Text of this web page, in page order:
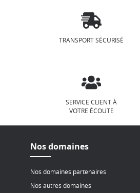
TRANSPORT SÉCURISÉ
SERVICE CLIENT À
VOTRE ÉCOUTE
Nos domaines
Nos domaines partenaires
Nos autres domaines